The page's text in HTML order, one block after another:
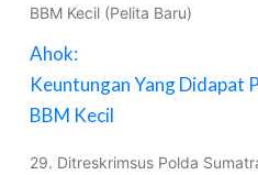
BBM Kecil (Pelita Baru)
Ahok:
Keuntungan Yang Didapat
BBM Kecil
29. Ditreskrimsus Polda